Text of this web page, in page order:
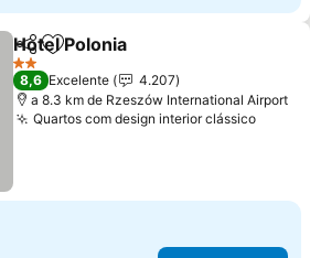
PartilharAdicionar aos favoritos
Hotel Polonia
2 Estrelas
8,6 Excelente
4.207
a 8.3 km de Rzeszów International Airport
Quartos com design interior clássico